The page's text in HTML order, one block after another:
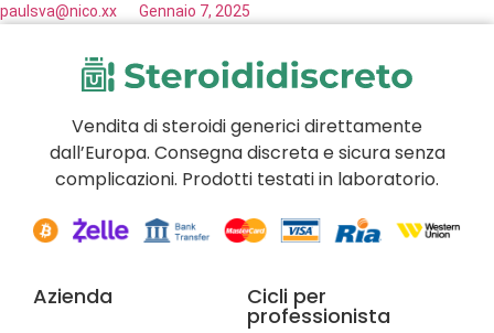
paulsva@nico.xx Gennaio 7, 2025
Vendita di steroidi generici direttamente
dall’Europa. Consegna discreta e sicura senza
complicazioni. Prodotti testati in laboratorio.
Azienda Cicli per
professionista